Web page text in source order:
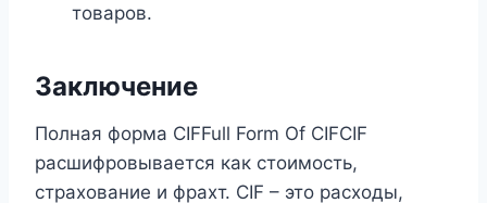
товаров.
Заключение
Полная форма CIFFull Form Of CIFCIF
расшифровывается как стоимость,
страхование и фрахт. CIF – это расходы,